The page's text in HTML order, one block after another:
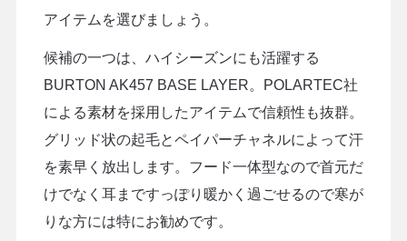
アイテムを選びましょう。
候補の一つは、ハイシーズンにも活躍する
BURTON AK457 BASE LAYER。POLARTEC社
による素材を採用したアイテムで信頼性も抜群。
グリッド状の起毛とペイパーチャネルによって汗
を素早く放出します。フード一体型なので首元だ
けでなく耳まですっぽり暖かく過ごせるので寒が
りな方には特にお勧めです。